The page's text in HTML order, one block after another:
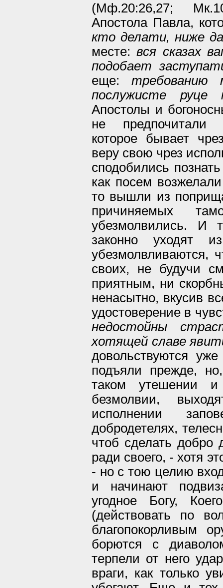
(Мф.20:26,27;
Апостола Павла,
кто делати, ниже
месте:вся сказах
подобает
еще:
послужисте руце
Апостолы и
не предпочитали
которое бывает
веру свою чрез
сподобились
как посем
то вышли из
причиняемых
убезмолвились. И
законно
убезмолвливаются,
своих, не будучи
приятным, ни
ненасытно, вкусив
удостоверение в
недостойны
хотящей славе
довольствуются
подъяли прежде,
таком утешении
безмолвии,
исполнении
добродетелях,
чтоб сделать добро
ради своего, - хотя
- но с тою целию
и начинают
угодное Богу,
(действовать по
благопокорливым
борются с
терпели от него
враги, как только